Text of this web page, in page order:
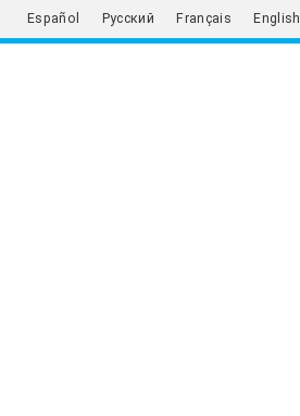
English
Français
Русский
Español